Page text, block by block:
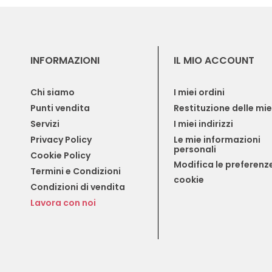
INFORMAZIONI
Chi siamo
Punti vendita
Servizi
Privacy Policy
Cookie Policy
Termini e Condizioni
Condizioni di vendita
Lavora con noi
IL MIO ACCOUNT
I miei ordini
Restituzione delle
I miei indirizzi
Le mie informazioni
personali
Modifica le
cookie